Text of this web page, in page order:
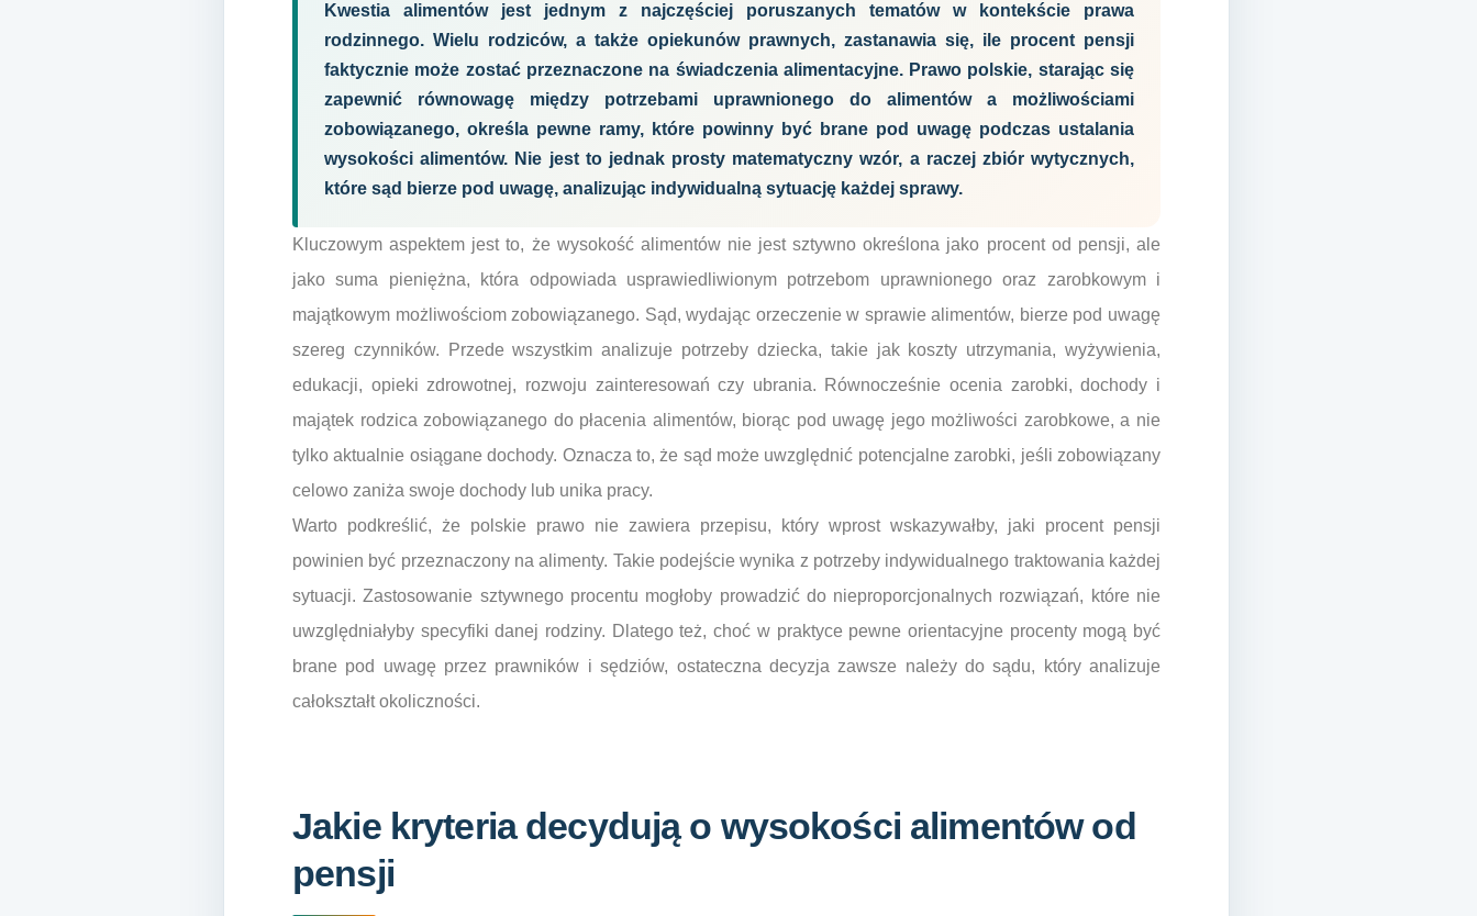
Kwestia alimentów jest jednym z najczęściej poruszanych tematów w kontekście prawa
rodzinnego. Wielu rodziców, a także opiekunów prawnych, zastanawia się, ile procent pensji
faktycznie może zostać przeznaczone na świadczenia alimentacyjne. Prawo polskie, starając się
zapewnić równowagę między potrzebami uprawnionego do alimentów a możliwościami
zobowiązanego, określa pewne ramy, które powinny być brane pod uwagę podczas ustalania
wysokości alimentów. Nie jest to jednak prosty matematyczny wzór, a raczej zbiór wytycznych,
które sąd bierze pod uwagę, analizując indywidualną sytuację każdej sprawy.
Kluczowym aspektem jest to, że wysokość alimentów nie jest sztywno określona jako procent od pensji, ale
jako suma pieniężna, która odpowiada usprawiedliwionym potrzebom uprawnionego oraz zarobkowym i
majątkowym możliwościom zobowiązanego. Sąd, wydając orzeczenie w sprawie alimentów, bierze pod uwagę
szereg czynników. Przede wszystkim analizuje potrzeby dziecka, takie jak koszty utrzymania, wyżywienia,
edukacji, opieki zdrowotnej, rozwoju zainteresowań czy ubrania. Równocześnie ocenia zarobki, dochody i
majątek rodzica zobowiązanego do płacenia alimentów, biorąc pod uwagę jego możliwości zarobkowe, a nie
tylko aktualnie osiągane dochody. Oznacza to, że sąd może uwzględnić potencjalne zarobki, jeśli zobowiązany
celowo zaniża swoje dochody lub unika pracy.
Warto podkreślić, że polskie prawo nie zawiera przepisu, który wprost wskazywałby, jaki procent pensji
powinien być przeznaczony na alimenty. Takie podejście wynika z potrzeby indywidualnego traktowania każdej
sytuacji. Zastosowanie sztywnego procentu mogłoby prowadzić do nieproporcjonalnych rozwiązań, które nie
uwzględniałyby specyfiki danej rodziny. Dlatego też, choć w praktyce pewne orientacyjne procenty mogą być
brane pod uwagę przez prawników i sędziów, ostateczna decyzja zawsze należy do sądu, który analizuje
całokształt okoliczności.
Jakie kryteria decydują o wysokości alimentów od
pensji